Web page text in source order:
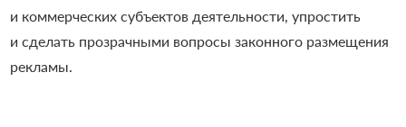
и коммерческих субъектов деятельности, упростить
и сделать прозрачными вопросы законного размещения
рекламы.